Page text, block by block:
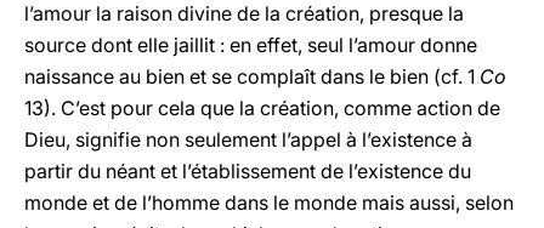
l’amour la raison divine de la création, presque la
source dont elle jaillit : en effet, seul l’amour donne
naissance au bien et se complaît dans le bien (cf. 1 Co
13). C’est pour cela que la création, comme action de
Dieu, signifie non seulement l’appel à l’existence à
partir du néant et l’établissement de l’existence du
monde et de l’homme dans le monde mais aussi, selon